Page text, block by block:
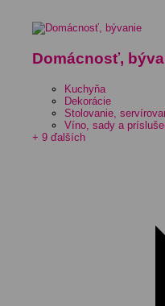
Domácnosť,
Kuchyňa
Dekorácie
Stolovanie,
Víno, sady a
+ 9 ďalších